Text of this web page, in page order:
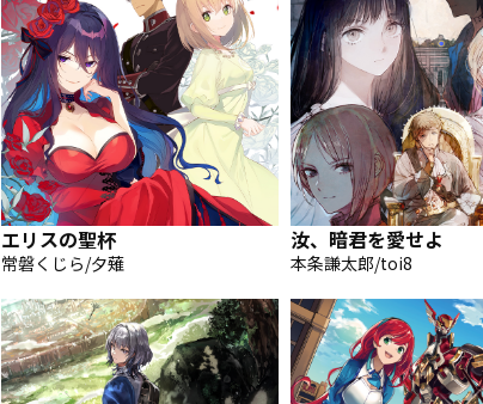
エリスの聖杯
常磐くじら/夕薙
汝、暗君を愛せよ
本条謙太郎/toi8